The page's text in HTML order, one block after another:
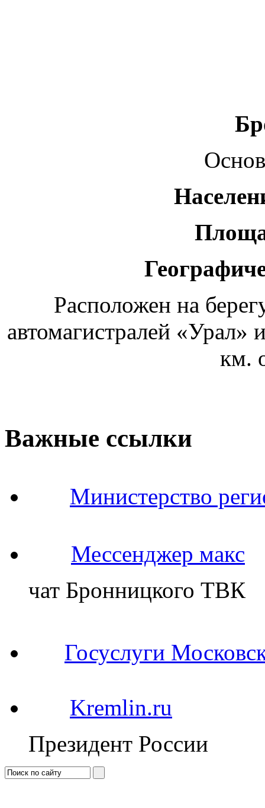
Расположен на
автомагистралей «Урал»
км.
Важные ссылки
Министерство
Мессенджер макс
чат Бронницкого ТВК
Госуслуги
Kremlin.ru
Президент России